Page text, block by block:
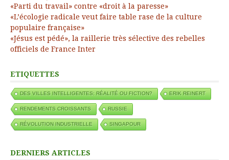
«Parti du travail» contre «droit à la paresse»
«L’écologie radicale veut faire table rase de la culture
populaire française»
«Jésus est pédé», la raillerie très sélective des rebelles
officiels de France Inter
ETIQUETTES
DES VILLES INTELLIGENTES: RÉALITÉ OU FICTION? ERIK REINERT
RENDEMENTS CROISSANTS RUSSIE
RÉVOLUTION INDUSTRIELLE SINGAPOUR
DERNIERS ARTICLES